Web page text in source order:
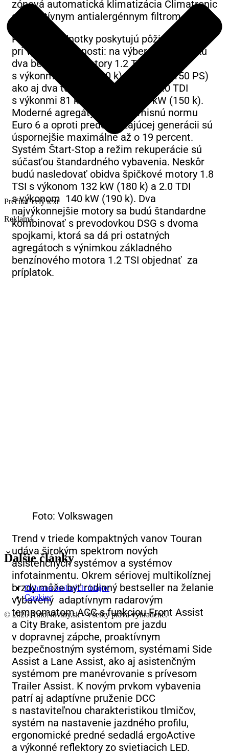
zónová automatická klimatizácia Climatronic
s inovatívnym antialergénnym filtrom.
Pohonné jednotky poskytujú pôžitok z jazdy
pri vysokej účinnosti: na výber sú spočiatku
dva benzínové motory 1.2 TSI a 1.4 TSI
s výkonmi 81 kW (110 k) a 110 kW (150 PS)
ako aj dva turbodiesle 1.6 TDI a 2.0 TDI
s výkonmi 81 kW (110 k) a 110 kW (150 k).
Moderné agregáty spĺňajú emisnú normu
Euro 6 a oproti predchádzajúcej generácii sú
úspornejšie maximálne až o 19 percent.
Systém Štart-Stop a režim rekuperácie sú
súčasťou štandardného vybavenia. Neskôr
budú nasledovať obidva špičkové motory 1.8
TSI s výkonom 132 kW (180 k) a 2.0 TDI
s výkonom 140 kW (190 k). Dva
najvýkonnejšie motory sa budú štandardne
kombinovať s prevodovkou DSG s dvoma
spojkami, ktorá sa dá pri ostatných
agregátoch s výnimkou základného
benzínového motora 1.2 TSI objednať za
príplatok.
Foto: Volkswagen
Trend v triede kompaktných vanov Touran
udáva širokým spektrom nových
asistenčných systémov a systémov
infotainmentu. Okrem sériovej multikolíznej
brzdy môže byť rodinný bestseller na želanie
vybavený adaptívnym radarovým
tempomatom ACC s funkciou Front Assist
a City Brake, asistentom pre jazdu
v dopravnej zápche, proaktívnym
bezpečnostným systémom, systémami Side
Assist a Lane Assist, ako aj asistenčným
systémom pre manévrovanie s prívesom
Trailer Assist. K novým prvkom vybavenia
patrí aj adaptívne pruženie DCC
s nastaviteľnou charakteristikou tlmičov,
systém na nastavenie jazdného profilu,
ergonomické predné sedadlá ergoActive
a výkonné reflektory zo svietiacich LED.
Prečítať celý text
Reklama
Ďalšie články
Ochrana osobných údajov
Cookies
© 2026 AutoNoviny.sk - Všetky práva vyhradené.